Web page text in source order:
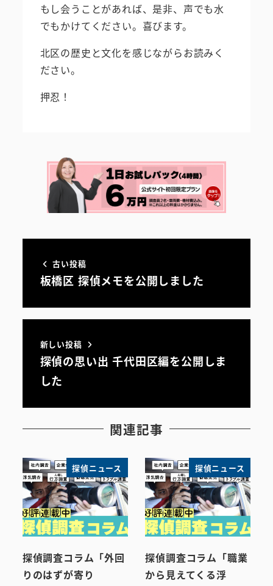
もし会うことがあれば、是非、声でも水
でもかけてください。喜びます。
北区の歴史と文化を感じながらお読みく
ださい。
押忍︎！
古い投稿
板橋区 探偵メモを公開しました
新しい投稿
探偵の思い出 千代田区編を公開しま
した
関連記事
探偵ニュース
探偵調査コラム「外回
りのはずが寄り
探偵ニュース
探偵調査コラム「職業
から見えてくる浮